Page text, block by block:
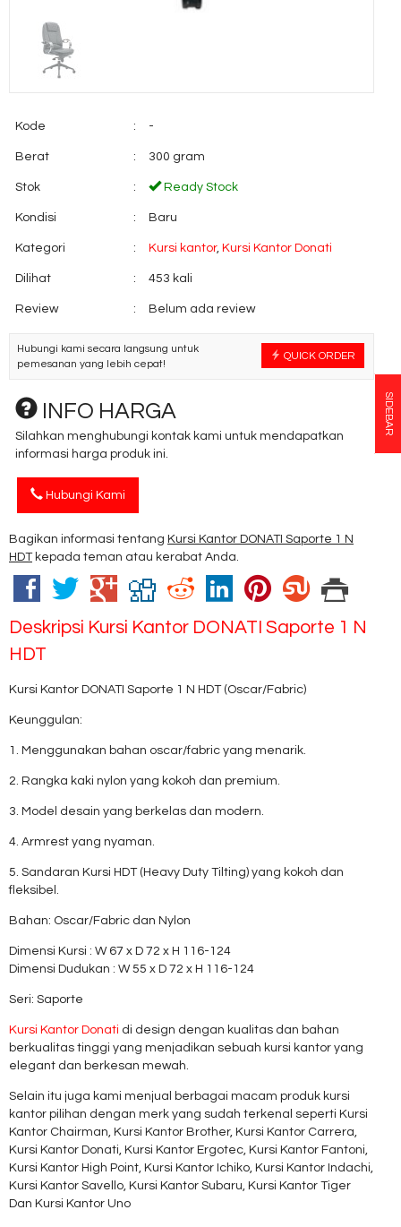
Kode : -
Berat : 300 gram
Stok : Ready Stock
Kondisi : Baru
Kategori : Kursi kantor, Kursi Kantor Donati
Dilihat : 453 kali
Review : Belum ada review
QUICK ORDER
Hubungi kami secara langsung untuk
pemesanan yang lebih cepat!
INFO HARGA
Silahkan menghubungi kontak kami untuk mendapatkan
informasi harga produk ini.
Hubungi Kami
Bagikan informasi tentang Kursi Kantor DONATI Saporte 1 N
HDTkepada teman atau kerabat Anda.
Deskripsi Kursi Kantor DONATI Saporte 1 N
HDT
Kursi Kantor DONATI Saporte 1 N HDT (Oscar/Fabric)
Keunggulan:
1. Menggunakan bahan oscar/fabric yang menarik.
2. Rangka kaki nylon yang kokoh dan premium.
3. Model desain yang berkelas dan modern.
4. Armrest yang nyaman.
5. Sandaran Kursi HDT (Heavy Duty Tilting) yang kokoh dan
fleksibel.
Bahan: Oscar/Fabric dan Nylon
Dimensi Kursi : W 67 x D 72 x H 116-124
Dimensi Dudukan : W 55 x D 72 x H 116-124
Seri: Saporte
Kursi Kantor Donati di design dengan kualitas dan bahan
berkualitas tinggi yang menjadikan sebuah kursi kantor yang
elegant dan berkesan mewah.
Selain itu juga kami menjual berbagai macam produk kursi
kantor pilihan dengan merk yang sudah terkenal seperti Kursi
Kantor Chairman, Kursi Kantor Brother, Kursi Kantor Carrera,
Kursi Kantor Donati, Kursi Kantor Ergotec, Kursi Kantor Fantoni,
Kursi Kantor High Point, Kursi Kantor Ichiko, Kursi Kantor Indachi,
Kursi Kantor Savello, Kursi Kantor Subaru, Kursi Kantor Tiger
Dan Kursi Kantor Uno
SIDEBAR